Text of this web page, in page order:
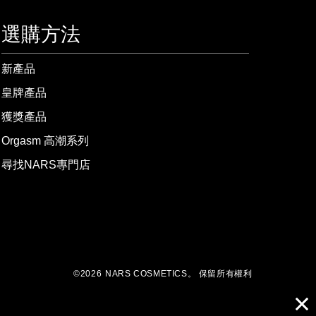
選購方法
新產品
皇牌產品
獲獎產品
Orgasm 高潮系列
尋找NARS專門店
©2026 NARS COSMETICS。 保留所有權利